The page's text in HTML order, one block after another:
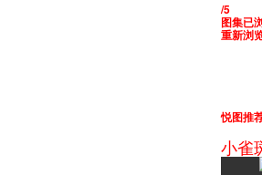
/5
图集已
重新浏
悦图推
小雀